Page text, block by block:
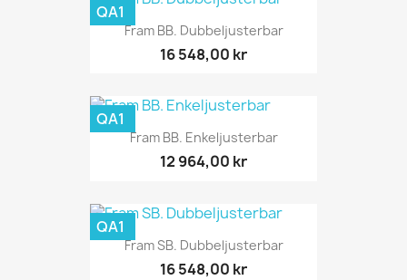
Fram BB. Dubbeljusterbar
16 548,00 kr
QA1
Fram BB. Enkeljusterbar
12 964,00 kr
QA1
Fram SB. Dubbeljusterbar
16 548,00 kr
QA1